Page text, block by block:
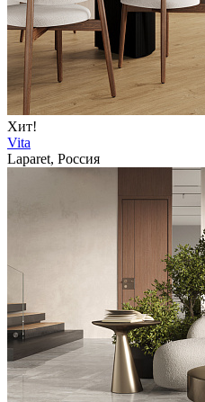
Хит!
Vita
Laparet, Россия